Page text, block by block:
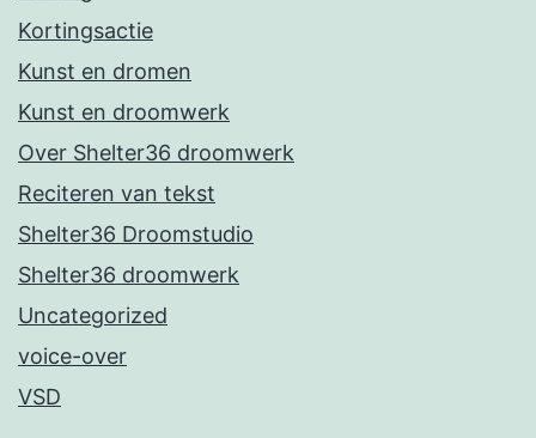
Kortingsactie
Kunst en dromen
Kunst en droomwerk
Over Shelter36 droomwerk
Reciteren van tekst
Shelter36 Droomstudio
Shelter36 droomwerk
Uncategorized
voice-over
VSD